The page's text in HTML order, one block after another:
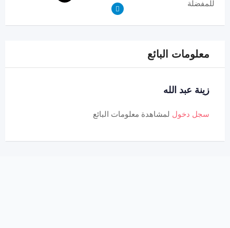
للمفضلة
معلومات البائع
زينة عبد الله
سجل دخول لمشاهدة معلومات البائع